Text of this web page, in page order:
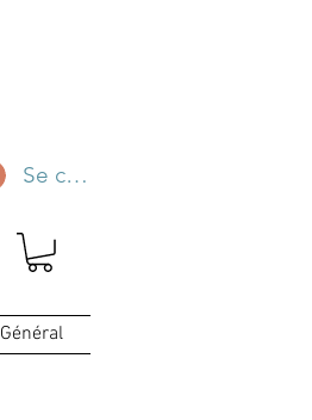
Se connecter
Général